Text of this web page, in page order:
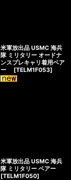
米軍放出品 USMC 海兵
隊 ミリタリー オードナ
ンスプレキャリ着用ベア
ー
[TELM1F053]
米軍放出品 USMC 海兵
隊 ミリタリー ベアー
[TELM1F050]